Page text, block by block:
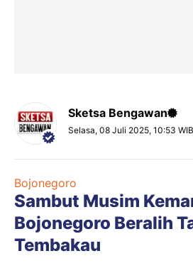
Sketsa Bengawan
Selasa, 08 Juli 2025, 10:53 WIB
Bojonegoro
Sambut Musim
Bojonegoro Beralih
Tembakau